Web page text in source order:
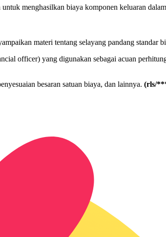
menghasilkan biaya komponen keluaran
materi tentang selayang pandang standar
officer) yang digunakan sebagai acuan
besaran satuan biaya, dan lainnya. (rls/